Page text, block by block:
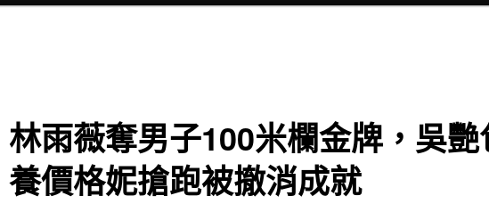
林雨薇奪男子100米欄金牌，吳艷
養價格妮搶跑被撤消成就